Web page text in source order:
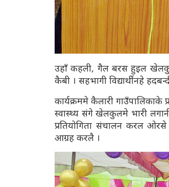
उहाँ कहली, गैल बरस हुइल खेलकुद
कैबी । सहभागी विद्यार्थीनहे
कार्यक्रममे कैलारी गाउँपालिकाके
स्वास्थ्य संगे खेलकुलमे भारी
प्रतियोगिता संचालन करल
आग्रह करलै ।